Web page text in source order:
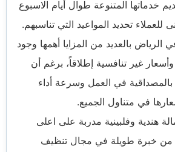
خدماتها المتنوعة طوال أيام الاسبوع
تحديد المواعيد التي تناسبهم.
الرياض بالعديد من المزايا أهمها وجود
غير تنافسية إطلاقاً، برغم أن
في العمل وسرعة أداء
في متناول الجميع.
هندية وفلبينية مدربة على اعلى
من خبرة طويلة في مجال تنظيف